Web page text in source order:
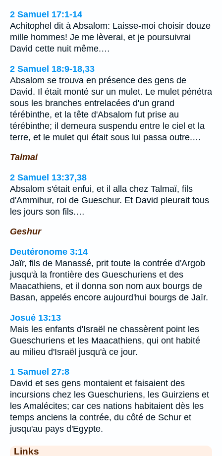
2 Samuel 17:1-14
Achitophel dit à Absalom: Laisse-moi choisir douze
mille hommes! Je me lèverai, et je poursuivrai
David cette nuit même.…
2 Samuel 18:9-18,33
Absalom se trouva en présence des gens de
David. Il était monté sur un mulet. Le mulet pénétra
sous les branches entrelacées d'un grand
térébinthe, et la tête d'Absalom fut prise au
térébinthe; il demeura suspendu entre le ciel et la
terre, et le mulet qui était sous lui passa outre.…
Talmai
2 Samuel 13:37,38
Absalom s'était enfui, et il alla chez Talmaï, fils
d'Ammihur, roi de Gueschur. Et David pleurait tous
les jours son fils.…
Geshur
Deutéronome 3:14
Jaïr, fils de Manassé, prit toute la contrée d'Argob
jusqu'à la frontière des Gueschuriens et des
Maacathiens, et il donna son nom aux bourgs de
Basan, appelés encore aujourd'hui bourgs de Jaïr.
Josué 13:13
Mais les enfants d'Israël ne chassèrent point les
Gueschuriens et les Maacathiens, qui ont habité
au milieu d'Israël jusqu'à ce jour.
1 Samuel 27:8
David et ses gens montaient et faisaient des
incursions chez les Gueschuriens, les Guirziens et
les Amalécites; car ces nations habitaient dès les
temps anciens la contrée, du côté de Schur et
jusqu'au pays d'Egypte.
Links